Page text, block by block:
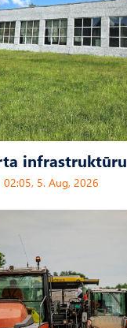
infrastruktūru
02:05, 5. Aug, 2026